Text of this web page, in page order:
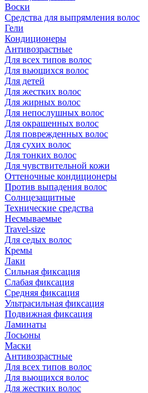
Воски
Средства для выпрямления волос
Гели
Кондиционеры
Антивозрастные
Для всех типов волос
Для вьющихся волос
Для детей
Для жестких волос
Для жирных волос
Для непослушных волос
Для окрашенных волос
Для поврежденных волос
Для сухих волос
Для тонких волос
Для чувствительной кожи
Оттеночные кондиционеры
Против выпадения волос
Солнцезащитные
Технические средства
Несмываемые
Travel-size
Для седых волос
Кремы
Лаки
Сильная фиксация
Слабая фиксация
Средняя фиксация
Ультрасильная фиксация
Подвижная фиксация
Ламинаты
Лосьоны
Маски
Антивозрастные
Для всех типов волос
Для вьющихся волос
Для жестких волос